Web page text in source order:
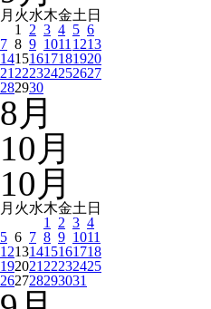
月 火水木金土 日
1
2 3 4 5 6
7 8 9 1011 1213
14151617181920
21 222324252627
282930
8 月
10 月
10 月
月 火水木金土 日
1
2 3 4
5 6 7 8 9 1011
12131415161718
192021 22232425
262728293031